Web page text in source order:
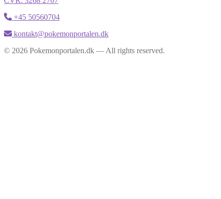
+45 50560704
kontakt@pokemonportalen.dk
© 2026 Pokemonportalen.dk — All rights reserved.